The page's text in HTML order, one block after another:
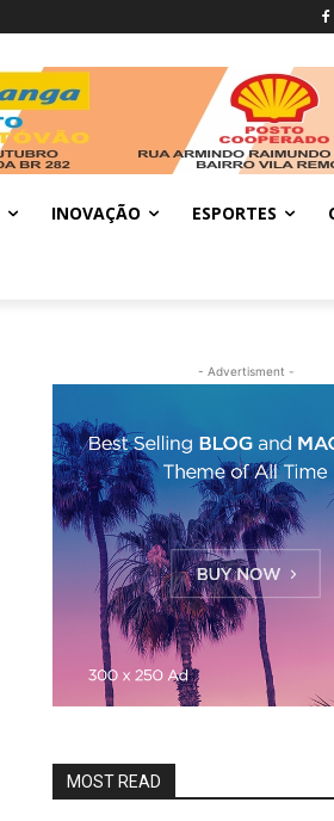
INOVAÇÃO ESPORTES
- Advertisment -
MOST READ